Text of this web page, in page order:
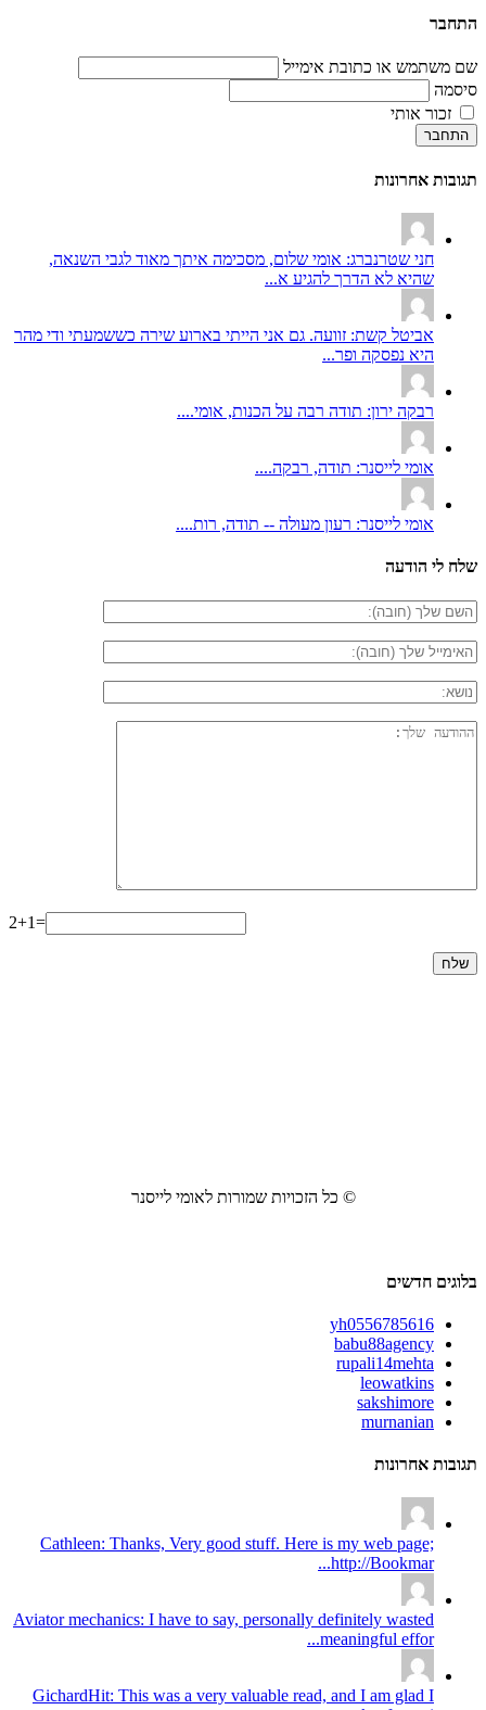
התחבר
שם משתמש או כתובת אימייל
סיסמה
זכור אותי
התחבר
תגובות אחרונות
חני שטרנברג: אומי שלום, מסכימה איתך מאוד לגבי השנאה,
שהיא לא הדרך להגיע א...
אביטל קשת: זוועה. גם אני הייתי בארוע שירה כששמעתי ודי מהר
היא נפסקה ופר...
רבקה ירון: תודה רבה על הכנות, אומי....
אומי לייסנר: תודה, רבקה....
אומי לייסנר: רעון מעולה -- תודה, רות....
שלח לי הודעה
2+1=
© כל הזכויות שמורות לאומי לייסנר
בלוגים חדשים
yh0556785616
babu88agency
rupali14mehta
leowatkins
sakshimore
murnanian
תגובות אחרונות
Cathleen: Thanks, Very good stuff. Here is my web page;
http://Bookmar...
Aviator mechanics: I have to say, personally definitely wasted
meaningful effor...
GichardHit: This was a very valuable read, and I am glad I